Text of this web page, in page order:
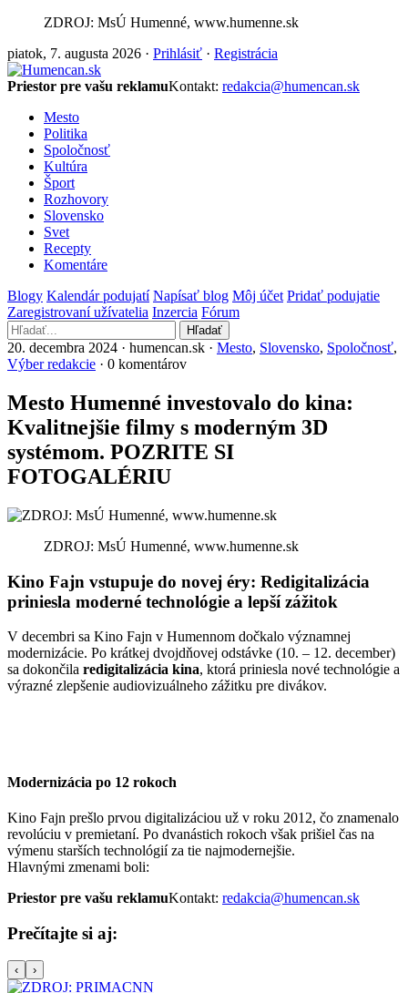
ZDROJ: MsÚ Humenné, www.humenne.sk
piatok, 7. augusta 2026 · Prihlásiť · Registrácia
Priestor pre vašu reklamuKontakt: redakcia@humencan.sk
Mesto
Politika
Spoločnosť
Kultúra
Šport
Rozhovory
Slovensko
Svet
Recepty
Komentáre
Blogy Kalendár podujatí Napísať blog Môj účet Pridať podujatie
Zaregistrovaní užívatelia Inzercia Fórum
Hľadať
20. decembra 2024 · humencan.sk · Mesto, Slovensko, Spoločnosť,
Výber redakcie · 0 komentárov
Mesto Humenné investovalo do kina:
Kvalitnejšie filmy s moderným 3D
systémom. POZRITE SI
FOTOGALÉRIU
ZDROJ: MsÚ Humenné, www.humenne.sk
Kino Fajn vstupuje do novej éry: Redigitalizácia
priniesla moderné technológie a lepší zážitok
V decembri sa Kino Fajn v Humennom dočkalo významnej
modernizácie. Po krátkej dvojdňovej odstávke (10. – 12. december)
sa dokončila redigitalizácia kina, ktorá priniesla nové technológie a
výrazné zlepšenie audiovizuálneho zážitku pre divákov.
Modernizácia po 12 rokoch
Kino Fajn prešlo prvou digitalizáciou už v roku 2012, čo znamenalo
revolúciu v premietaní. Po dvanástich rokoch však prišiel čas na
výmenu starších technológií za tie najmodernejšie.
Hlavnými zmenami boli:
Priestor pre vašu reklamuKontakt: redakcia@humencan.sk
Prečítajte si aj:
‹ ›